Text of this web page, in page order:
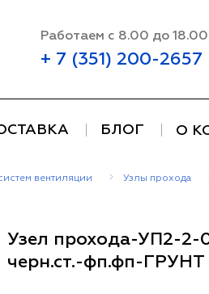
Работаем с 8.00 до 18.00
+ 7 (351) 200-2657
БЛОГ О
вентиляции Узлы прохода
Узел прохода-УП2-2-
черн.ст.-фп.фп-ГРУНТ